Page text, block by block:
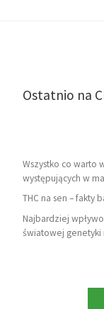
Ostatnio na
Wszystko co warto
występujących w
THC na sen – fakty
Najbardziej
światowej genetyki